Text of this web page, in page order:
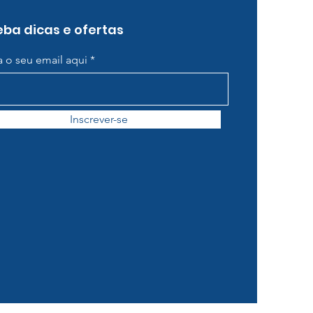
dicas e ofertas
o seu email aqui
Inscrever-se